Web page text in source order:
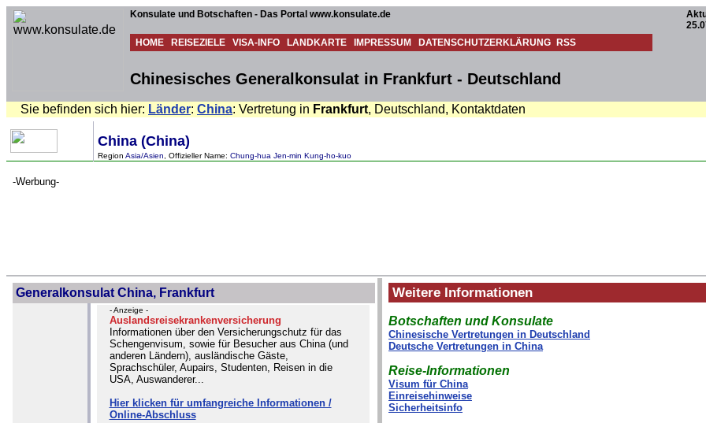
Konsulate und Botschaften - Das Portal www.konsulate.de
HOME REISEZIELE VISA-INFO LANDKARTE IMPRESSUM DATENSCHUTZERKLÄRUNG RSS
Chinesisches Generalkonsulat in Frankfurt - Deutschland
Sie befinden sich hier: Länder: China: Vertretung in Frankfurt, Deutschland, Kontaktdaten
China (China)
Region Asia/Asien , Offizieller Name: Chung-hua Jen-min Kung-ho-kuo
-Werbung-
Generalkonsulat China, Frankfurt
- Anzeige -
Auslandsreisekrankenversicherung
Informationen über den Versicherungschutz für das
Schengenvisum, sowie für Besucher aus China (und
anderen Ländern), ausländische Gäste,
Sprachschüler, Aupairs, Studenten, Reisen in die
USA, Auswanderer...
Hier klicken für umfangreiche Informationen /
Online-Abschluss
Weitere Informationen
Botschaften und Konsulate
Chinesische Vertretungen in Deutschland
Deutsche Vertretungen in China
Reise-Informationen
Visum für China
Einreisehinweise
Sicherheitsinfo